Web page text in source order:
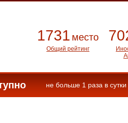
1731 место
Общий рейтинг
не больше 1 раза в сутки